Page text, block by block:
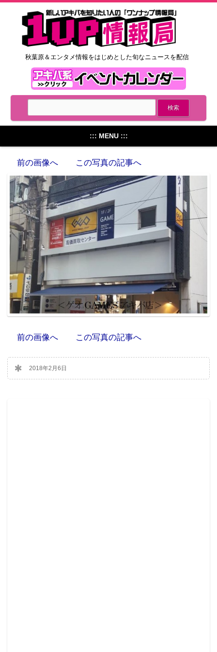
秋葉原＆エンタメ情報をはじめとした旬なニュースを配信
::: MENU :::
前の画像へ この写真の記事へ
前の画像へ この写真の記事へ
2018年2月6日